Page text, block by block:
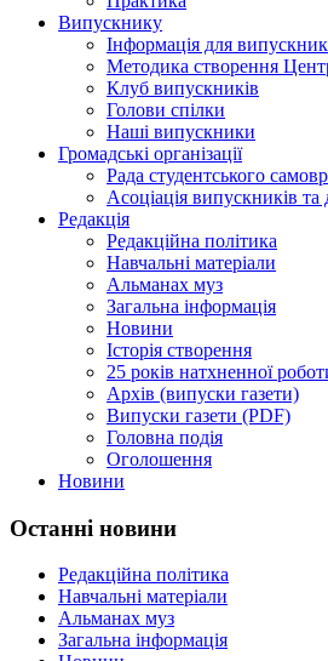
Випускнику
Інформація для
Методика створення
Клуб випускників
Голови спілки
Наші випускники
Громадські організації
Рада студентського
Асоціація випускників
Редакція
Редакційна політика
Навчальні матеріали
Альманах муз
Загальна інформація
Новини
Історія створення
25 років натхненної
Архів (випуски газети)
Випуски газети (PDF)
Головна подія
Оголошення
Новини
Останні новини
Редакційна політика
Навчальні матеріали
Альманах муз
Загальна інформація